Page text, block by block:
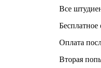
Все
Бесплатное
Оплата
Вторая